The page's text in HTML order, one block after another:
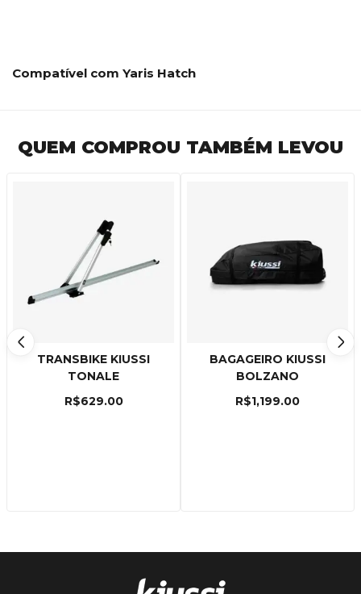
Compatível com Yaris Hatch
QUEM COMPROU TAMBÉM LEVOU
TRANSBIKE KIUSSI
TONALE
R$629.00
BAGAGEIRO KIUSSI
BOLZANO
R$1,199.00